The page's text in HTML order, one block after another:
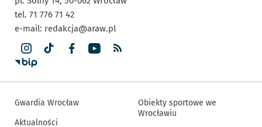
tel. 71 776 71 42
e-mail: redakcja@araw.pl
Gwardia Wrocław
Aktualności
Obiekty sportowe we
Wrocławiu